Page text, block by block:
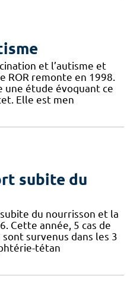
et l’autisme et
ROR remonte en 1998.
une étude évoquant ce
Elle est men
subite du
du nourrisson et la
Cette année, 5 cas de
survenus dans les 3
tétan